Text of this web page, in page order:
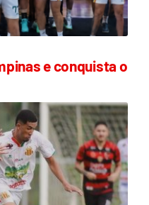
e conquista o